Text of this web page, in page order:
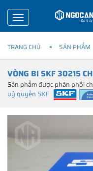
Toggle
navigation
TRANG CHỦ SẢN PHẨM
VÒNG BI SKF 30215
Sản phẩm được phân phối
uỷ quyền SKF